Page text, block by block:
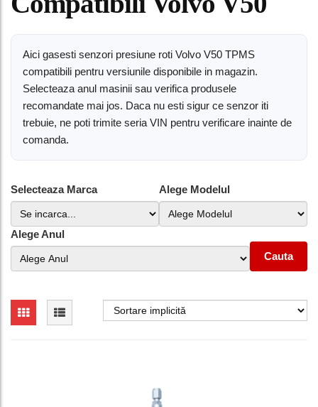
Aici gasesti senzori presiune roti Volvo V50 TPMS
compatibili pentru versiunile disponibile in magazin.
Selecteaza anul masinii sau verifica produsele
recomandate mai jos. Daca nu esti sigur ce senzor iti
trebuie, ne poti trimite seria VIN pentru verificare inainte de
comanda.
Selecteaza Marca Alege Modelul
Alege Anul
Cauta